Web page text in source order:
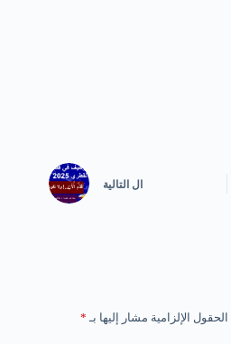
ال التالية
الحقول الإلزامية مشار إليها بـ *